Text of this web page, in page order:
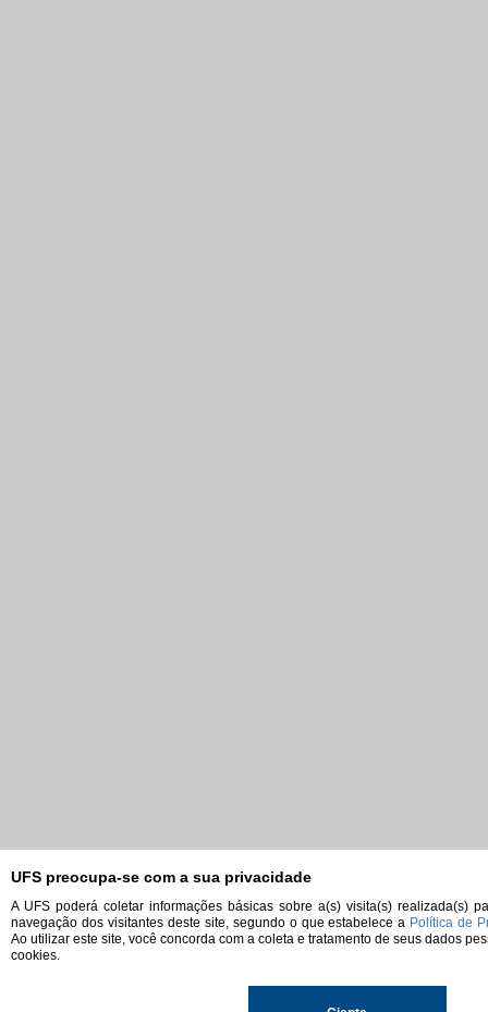
UFS preocupa-se com a sua privacidade
A UFS poderá coletar informações básicas sobre a(s) visita(s) realizada(s)
navegação dos visitantes deste site, segundo o que estabelece a Política de
Ao utilizar este site, você concorda com a coleta e tratamento de seus dados
cookies.